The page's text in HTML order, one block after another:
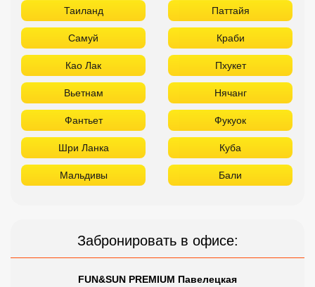
Таиланд Паттайя
Самуй Краби
Као Лак Пхукет
Вьетнам Нячанг
Фантьет Фукуок
Шри Ланка Куба
Мальдивы Бали
Забронировать в офисе:
FUN&SUN PREMIUM Павелецкая